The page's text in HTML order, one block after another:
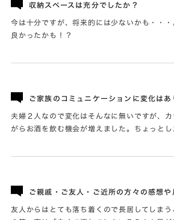
収納スペースは充分でしたか？
今は十分ですが、将来的には少ないかも・・
良かったかも！？
ご家族のコミュニケーションに変化はあ
夫婦２人なので変化はそんなに無いですが、
がらお酒を飲む機会が増えました。ちょっとし
ご親戚・ご友人・ご近所の方々の感想や
友人からはとても落ち着くので長居してしまう